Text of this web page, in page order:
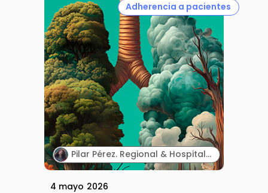
Adherencia a pacientes
Pilar Pérez. Regional & Hospital Access Manager. Sanofi.
4 mayo 2026